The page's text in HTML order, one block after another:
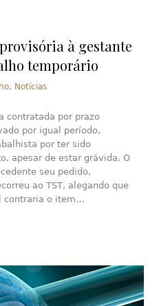
à gestante
temporário
, Notícias
contratada por prazo
por igual período,
por ter sido
apesar de estar grávida. O
seu pedido,
ao TST, alegando que
contraria o item…